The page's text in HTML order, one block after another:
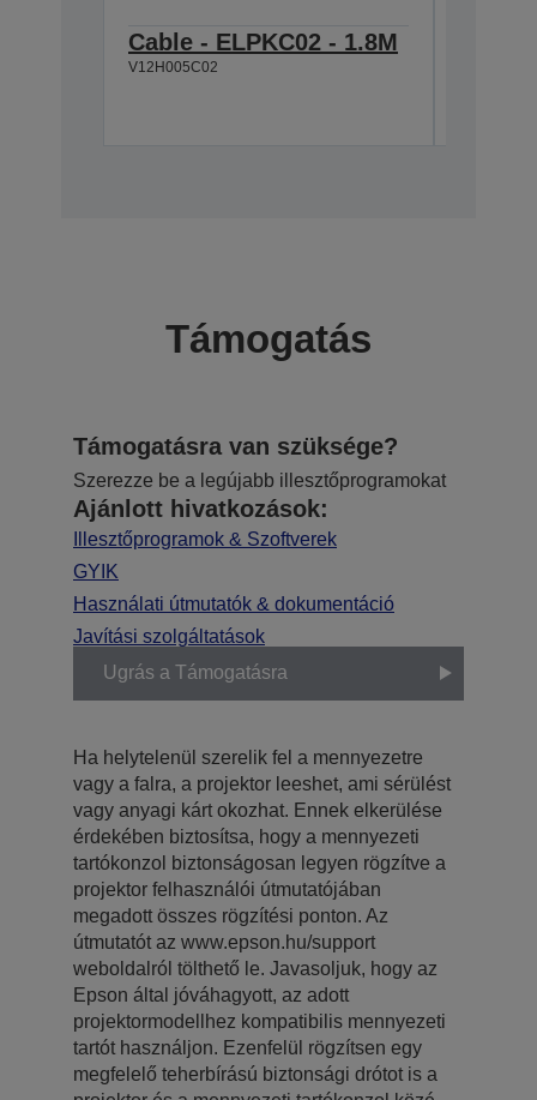
Cable - ELPKC02 - 1.8M
V12H005C02
Támogatás
Támogatásra van szüksége?
Szerezze be a legújabb illesztőprogramokat
Ajánlott hivatkozások:
Illesztőprogramok & Szoftverek
GYIK
Használati útmutatók & dokumentáció
Javítási szolgáltatások
Ugrás a Támogatásra
Ha helytelenül szerelik fel a mennyezetre
vagy a falra, a projektor leeshet, ami sérülést
vagy anyagi kárt okozhat. Ennek elkerülése
érdekében biztosítsa, hogy a mennyezeti
tartókonzol biztonságosan legyen rögzítve a
projektor felhasználói útmutatójában
megadott összes rögzítési ponton. Az
útmutatót az www.epson.hu/support
weboldalról tölthető le. Javasoljuk, hogy az
Epson által jóváhagyott, az adott
projektormodellhez kompatibilis mennyezeti
tartót használjon. Ezenfelül rögzítsen egy
megfelelő teherbírású biztonsági drótot is a